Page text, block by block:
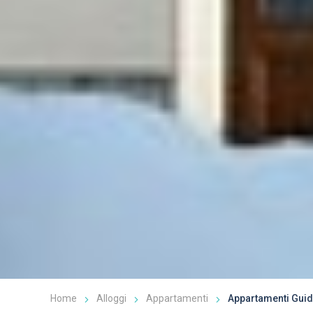
Home Alloggi Appartamenti Appartamenti